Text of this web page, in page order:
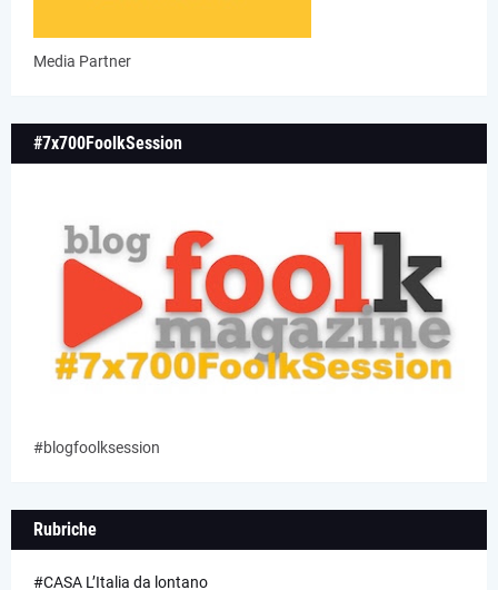
Media Partner
#7x700FoolkSession
#blogfoolksession
Rubriche
#CASA L’Italia da lontano